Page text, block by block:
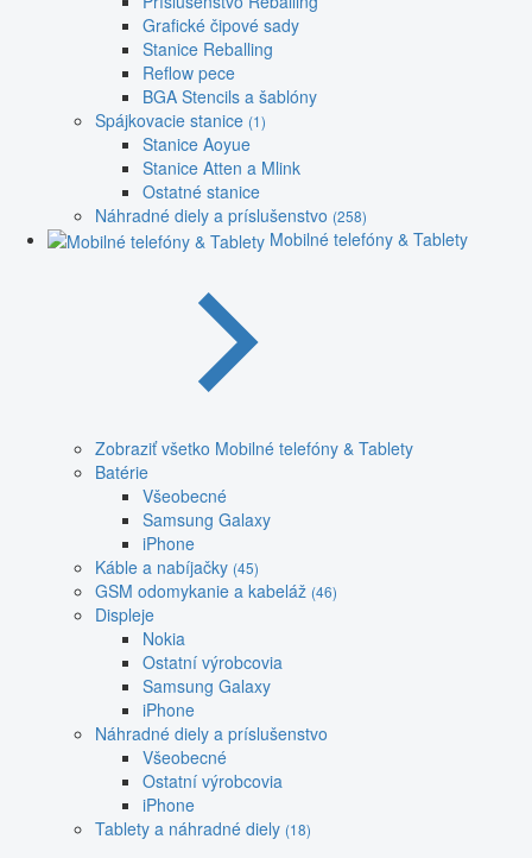
Grafické čipové sady
Stanice Reballing
Reflow pece
BGA Stencils a šablóny
Spájkovacie stanice (1)
Stanice Aoyue
Stanice Atten a Mlink
Ostatné stanice
Náhradné diely a príslušenstvo (258)
Mobilné telefóny & Tablety
Zobraziť všetko Mobilné telefóny & Tablety
Batérie
Všeobecné
Samsung Galaxy
iPhone
Káble a nabíjačky (45)
GSM odomykanie a kabeláž (46)
Displeje
Nokia
Ostatní výrobcovia
Samsung Galaxy
iPhone
Náhradné diely a príslušenstvo
Všeobecné
Ostatní výrobcovia
iPhone
Tablety a náhradné diely (18)